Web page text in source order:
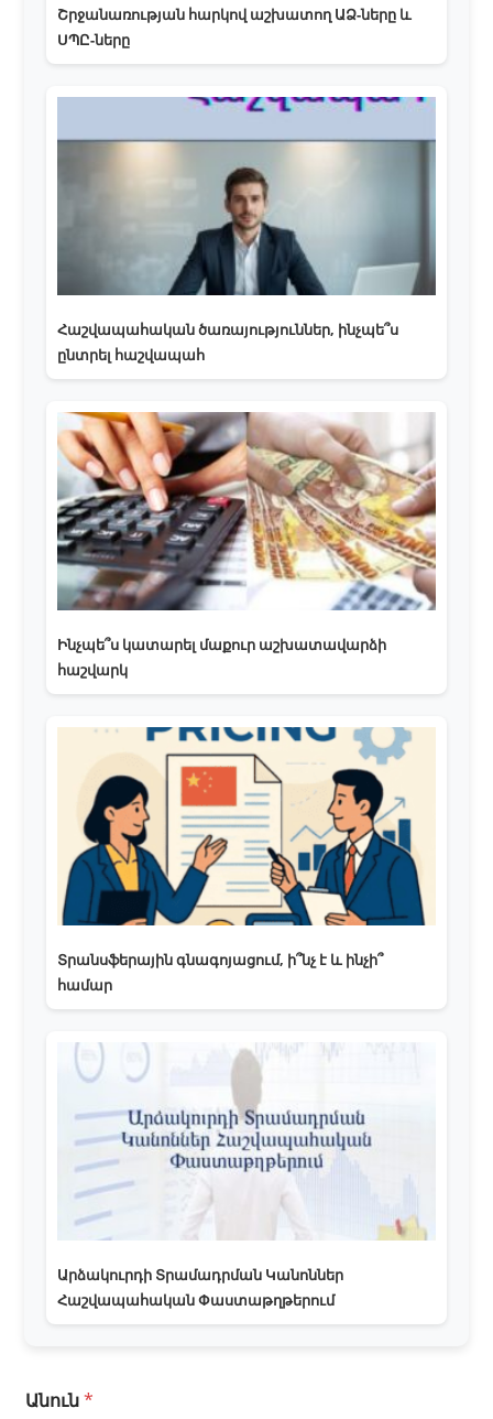
Շրջանառության հարկով աշխատող ԱՁ-ները և
ՍՊԸ-ները
Հաշվապահական ծառայություններ, ինչպե՞ս
ընտրել հաշվապահ
Ինչպե՞ս կատարել մաքուր աշխատավարձի
հաշվարկ
Տրանսֆերային գնագոյացում, ի՞նչ է և ինչի՞
համար
Արձակուրդի Տրամադրման Կանոններ
Հաշվապահական Փաստաթղթերում
Հ
Անուն*